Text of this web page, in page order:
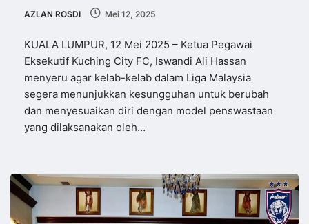
AZLAN ROSDI Mei 12, 2025
KUALA LUMPUR, 12 Mei 2025 – Ketua Pegawai
Eksekutif Kuching City FC, Iswandi Ali Hassan
menyeru agar kelab-kelab dalam Liga Malaysia
segera menunjukkan kesungguhan untuk berubah
dan menyesuaikan diri dengan model penswastaan
yang dilaksanakan oleh…